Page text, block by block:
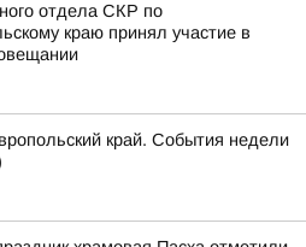
отдела СКР по
краю принял участие в
край. События недели